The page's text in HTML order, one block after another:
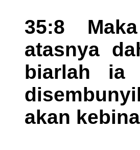
35:8
atasnya
biarlah ia
akan